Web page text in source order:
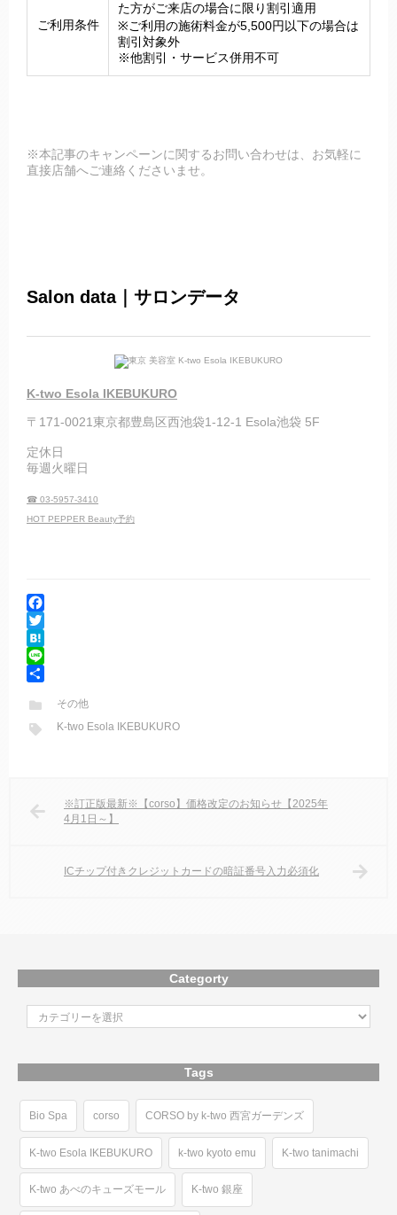
ご利用条件
た方がご来店の場合に限り割引適用
※ご利用の施術料金が5,500円以下の場合は
割引対象外
※他割引・サービス併用不可
※本記事のキャンペーンに関するお問い合わせは、お気軽に
直接店舗へご連絡くださいませ。
Salon data｜サロンデータ
K-two Esola IKEBUKURO
〒171-0021東京都豊島区西池袋1-12-1 Esola池袋 5F
定休日
毎週火曜日
☎ 03-5957-3410
HOT PEPPER Beauty予約
F
a
c
e
o
o
T
w
e
H
a
e
n
L
n
e
有
その他
K-two Esola IKEBUKURO
※訂正版最新※【corso】価格改定のお知らせ【2025年
4月1日～】
ICチップ付きクレジットカードの暗証番号入力必須化
Categorty
Tags
Bio Spa corso CORSO by k-two 西宮ガーデンズ
K-two Esola IKEBUKURO k-two kyoto emu K-two tanimachi
K-two あべのキューズモール K-two 銀座